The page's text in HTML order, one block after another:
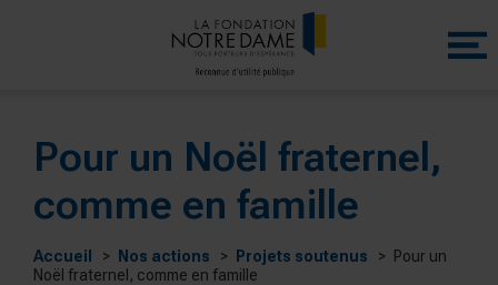
Menu
Pour un Noël fraternel,
comme en famille
Accueil Nos actions Projets soutenus
Pour un
Noël fraternel, comme en famille